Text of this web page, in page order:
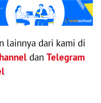
lainnya dari kami di
dan Telegram